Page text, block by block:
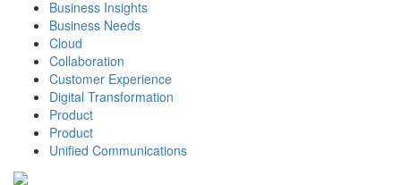
Business Insights
Business Needs
Cloud
Collaboration
Customer Experience
Digital Transformation
Product
Product
Unified Communications